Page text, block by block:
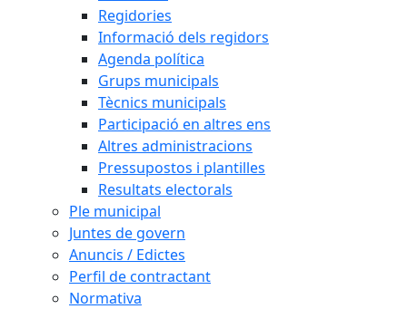
Regidories
Informació dels regidors
Agenda política
Grups municipals
Tècnics municipals
Participació en altres ens
Altres administracions
Pressupostos i plantilles
Resultats electorals
Ple municipal
Juntes de govern
Anuncis / Edictes
Perfil de contractant
Normativa